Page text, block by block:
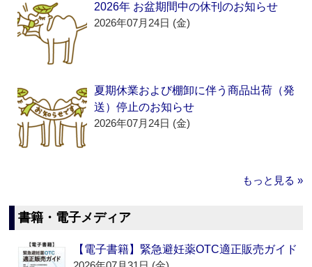
2026年 お盆期間中の休刊のお知らせ
2026年07月24日 (金)
夏期休業および棚卸に伴う商品出荷（発
送）停止のお知らせ
2026年07月24日 (金)
もっと見る »
書籍・電子メディア
【電子書籍】緊急避妊薬OTC適正販売ガイド